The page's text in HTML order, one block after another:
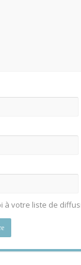
à votre liste de